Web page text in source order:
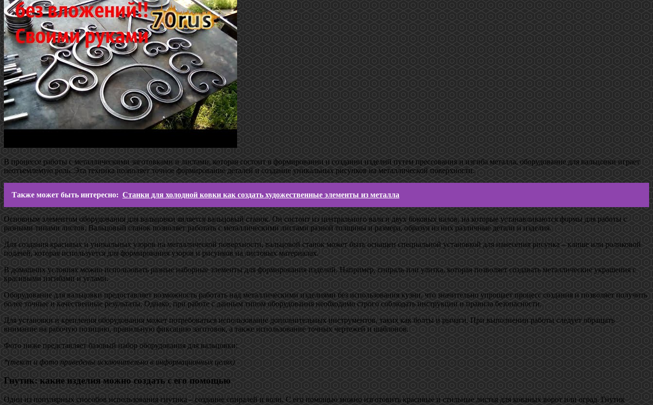
В процессе работы с металлическими заготовками и листами, которая состоит в формировании и создании изделий путем прессования и изгиба металла, оборудование для вальцовки играет
неотъемлемую роль. Эта техника позволяет точное формирование деталей и создание уникальных рисунков на металлической поверхности.
Также может быть интересно: Станки для холодной ковки как создать художественные элементы из металла
Основным элементом оборудования для вальцовки является вальцовый станок. Он состоит из центрального вала и двух боковых валов, на которые устанавливаются формы для работы с
разными типами листов. Вальцовый станок позволяет работать с металлическими листами разной толщины и размера, образуя из них различные детали и изделия.
Для создания красивых и уникальных узоров на металлической поверхности, вальцовой станок может быть оснащен специальной установкой для нанесения рисунка – клише или роликовой
подачей, которая используется для формирования узоров и рисунков на листовых материалах.
В домашних условиях можно использовать разные наборные элементы для формирования изделий. Например, спираль или улитка, которая позволяет создавать металлические украшения с
красивыми изгибами и углами.
Оборудование для вальцовки предоставляет возможность работать над металлическими изделиями без использования кузни, что значительно упрощает процесс создания и позволяет получить
более точные и качественные результаты. Однако, при работе с данным типом оборудования необходимо строго соблюдать инструкции и правила безопасности.
Для установки и крепления оборудования может потребоваться использование дополнительных инструментов, таких как болты и рычаги. При выполнении работы следует обращать
внимание на рабочую позицию, правильную фиксацию заготовок, а также использование точных чертежей и шаблонов.
Фото ниже представляет базовый набор оборудования для вальцовки:
*(текст и фото приведены исключительно в информационных целях)
Гнутик: какие изделия можно создать с его помощью
Один из популярных способов использования гнутика – создание спиралей и волн. С его помощью можно изготовить красивые и стильные листья для кованых ворот или оград. Гнутик